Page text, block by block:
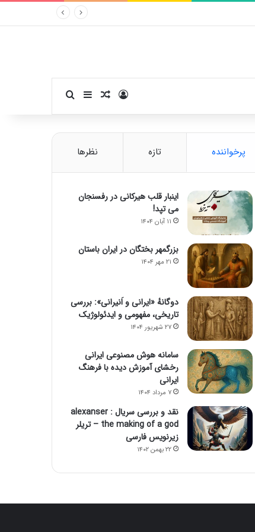
ورودنوشته تصادفی
سایدبارجستجو برای
پرخواننده تازه نظرها
اینبار قلب هیرکانی در رفسنجان
می تپد!
۱۱ آبان ۱۴۰۴
بزرگمهر بختگان در ایران باستان
۲۱ مهر ۱۴۰۴
دوگانهٔ «ایرانی و اَنیرانی»: بررسی
تاریخی، مفهومی و ایدئولوژیک
۲۷ شهریور ۱۴۰۴
سامانه هوش مصنوعی ایرانی
رخشای آموزش دیده با فرهنگ
ایرانی
۷ مرداد ۱۴۰۴
نقد و بررسی سریال alexanser :
the making of a god – تریلر
زیرنویس فارسی
۲۲ بهمن ۱۴۰۲